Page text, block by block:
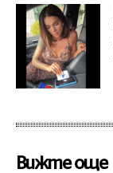
Вижте още